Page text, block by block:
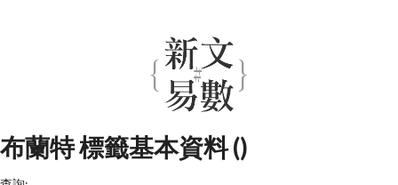
布蘭特 標籤基本資料 ()